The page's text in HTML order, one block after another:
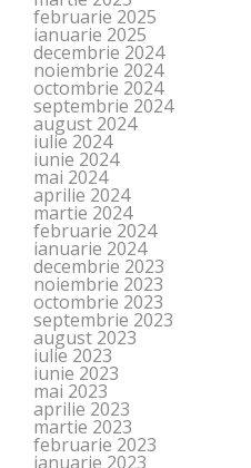
februarie 2025
ianuarie 2025
decembrie 2024
noiembrie 2024
octombrie 2024
septembrie 2024
august 2024
iulie 2024
iunie 2024
mai 2024
aprilie 2024
martie 2024
februarie 2024
ianuarie 2024
decembrie 2023
noiembrie 2023
octombrie 2023
septembrie 2023
august 2023
iulie 2023
iunie 2023
mai 2023
aprilie 2023
martie 2023
februarie 2023
ianuarie 2023